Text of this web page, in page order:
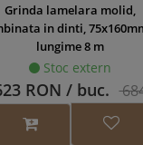
Grinda lamelara molid,
in dinti,
lungime 8 m
Stoc extern
RON / buc.